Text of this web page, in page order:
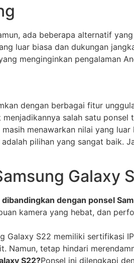
ada beberapa alternatif
luar biasa dan dukungan
menginginkan pengalaman
dengan berbagai fitur
salah satu
menawarkan nilai yang
pilihan yang sangat baik.
Galaxy
dengan ponsel
kamera yang hebat, dan
Galaxy S22 memiliki sertifikasi
Namun, tetap hindari
S22?Ponsel ini dilengkapi